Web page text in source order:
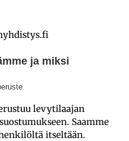
ja miksi
levytilaajan
Saamme
itseltään.